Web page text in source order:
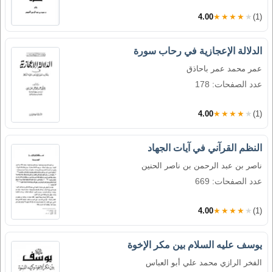
4.00★★★★★ (1)
الدلالة الإعجازية في رحاب سورة
عمر محمد عمر باحاذق
عدد الصفحات: 178
4.00★★★★★ (1)
النظم القرآني في آيات الجهاد
ناصر بن عبد الرحمن بن ناصر الحنين
عدد الصفحات: 669
4.00★★★★★ (1)
يوسف عليه السلام بين مكر الإخوة
الفخر الرازي محمد علي أبو العباس